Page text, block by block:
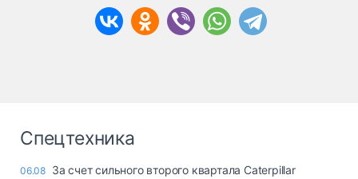
Спецтехника
06.08 За счет сильного второго квартала Caterpillar